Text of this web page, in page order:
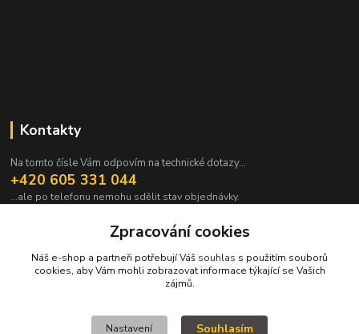
Kontakty
Na tomto čísle Vám odpovím na technické dotazy...
+420 605 331 044
...ale po telefonu nemohu sdělit stav objednávky.
pavek@janpavek.comZpracování cookies
Náš e-shop a partneři potřebují Váš souhlas s použitím souborů
cookies, aby Vám mohli zobrazovat informace týkající se Vašich
zájmů.
Nastavení Souhlasím